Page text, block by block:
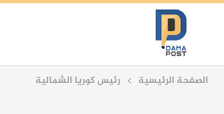
الصفحة الرئيسية رئيس كوريا الشمالية